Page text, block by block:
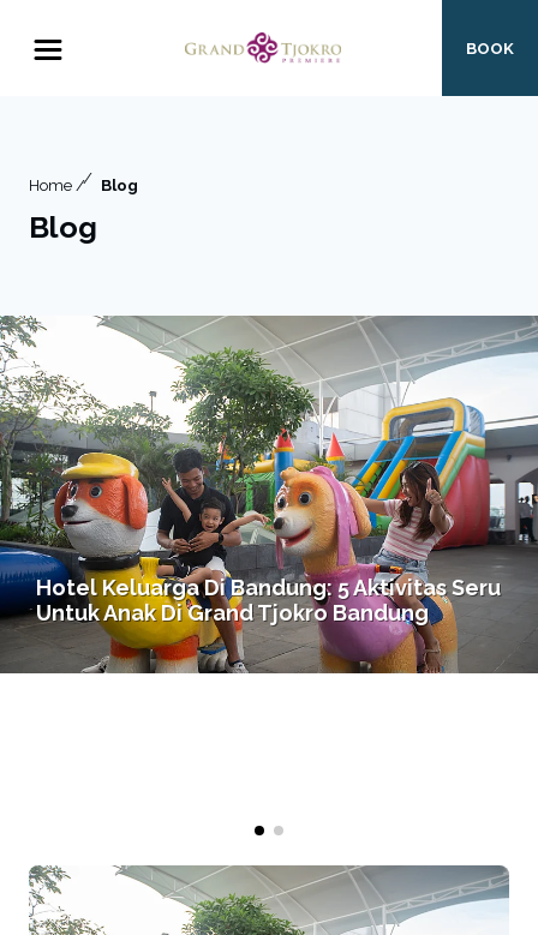
BOOK
Home / Blog
Blog
Hotel Keluarga Di Bandung: 5 Aktivitas Seru
Untuk Anak Di Grand Tjokro Bandung